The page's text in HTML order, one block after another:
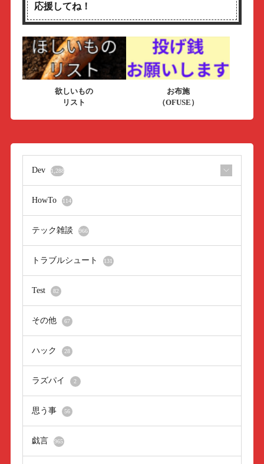
応援してね！
欲しいもの
リスト
お布施
（OFUSE）
Dev 1,288
HowTo 114
テック雑談 966
トラブルシュート 131
Test 82
その他 67
ハック 28
ラズパイ 2
思う事 56
戯言 965